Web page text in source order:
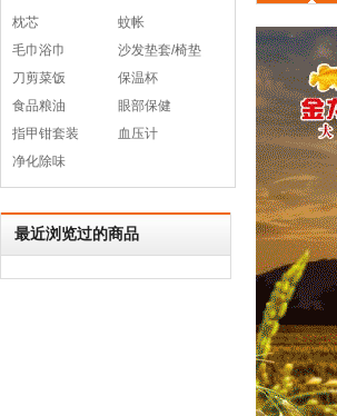
枕芯
蚊帐
毛巾浴巾
沙发垫套/椅垫
刀剪菜饭
保温杯
食品粮油
眼部保健
指甲钳套装
血压计
净化除味
最近浏览过的商品